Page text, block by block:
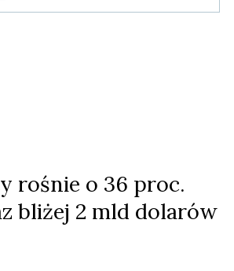
rośnie o 36 proc.
bliżej 2 mld dolarów